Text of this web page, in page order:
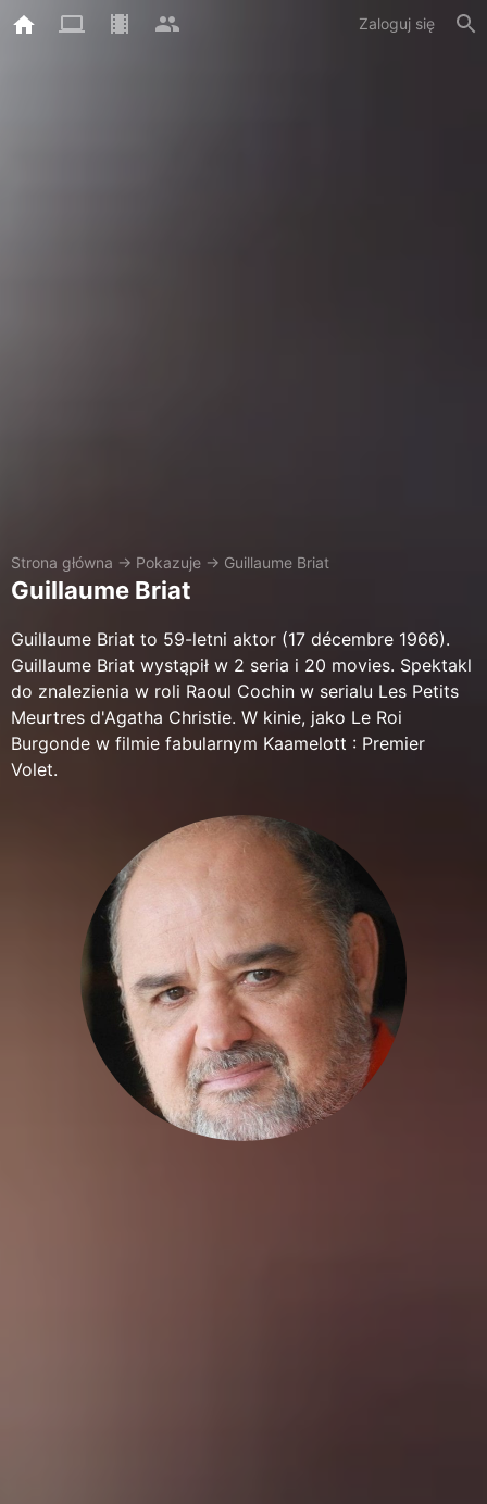
Zaloguj się
Strona główna → Pokazuje → Guillaume Briat
Guillaume Briat
Guillaume Briat to 59-letni aktor (17 décembre 1966).
Guillaume Briat wystąpił w 2 seria i 20 movies. Spektakl
do znalezienia w roli Raoul Cochin w serialu Les Petits
Meurtres d'Agatha Christie. W kinie, jako Le Roi
Burgonde w filmie fabularnym Kaamelott : Premier
Volet.